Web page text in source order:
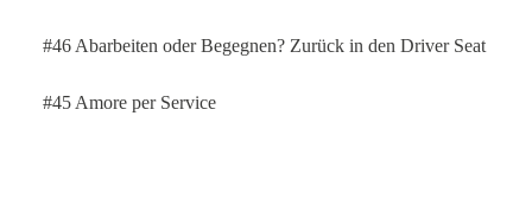
#46 Abarbeiten oder Begegnen? Zurück in den Driver Seat
#45 Amore per Service